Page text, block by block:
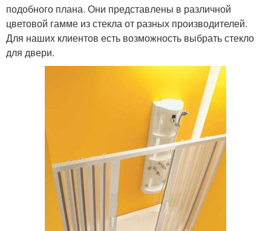
подобного плана. Они представлены в различной
цветовой гамме из стекла от разных производителей.
Для наших клиентов есть возможность выбрать стекло
для двери.